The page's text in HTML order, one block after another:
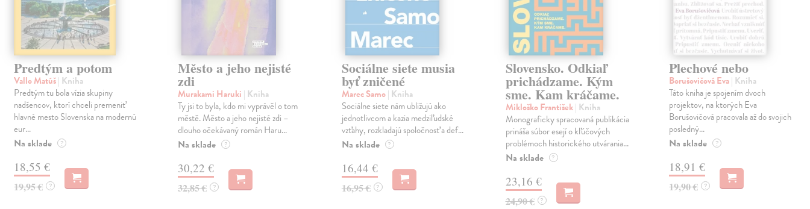
Predtým a potom
Vallo Matúš| Kniha
Predtým tu bola vízia skupiny
nadšencov, ktorí chceli premeniť
hlavné mesto Slovenska na modernú
eur...
Na sklade ?
18,55 €
19,95 € ?
Město a jeho nejisté
zdi
Murakami Haruki | Kniha
Ty jsi to byla, kdo mi vyprávěl o tom
městě. Město a jeho nejisté zdi –
dlouho očekávaný román Haru...
Na sklade ?
30,22 €
32,85 € ?
Sociálne siete musia
byť zničené
Marec Samo| Kniha
Sociálne siete nám ubližujú ako
jednotlivcom a kazia medziľudské
vzťahy, rozkladajú spoločnosť a def...
Na sklade ?
16,44 €
16,95 € ?
Slovensko. Odkiaľ
prichádzame. Kým
sme. Kam kráčame.
Mikloško František| Kniha
Monograficky spracovaná publikácia
prináša súbor esejí o kľúčových
problémoch historického utvárania...
Na sklade ?
23,16 €
24,90 € ?
Plechové nebo
Borušovičová Eva| Kniha
Táto kniha je spojením dvoch
projektov, na ktorých Eva
Borušovičová pracovala až do svojich
posledný...
Na sklade ?
18,91 €
19,90 € ?